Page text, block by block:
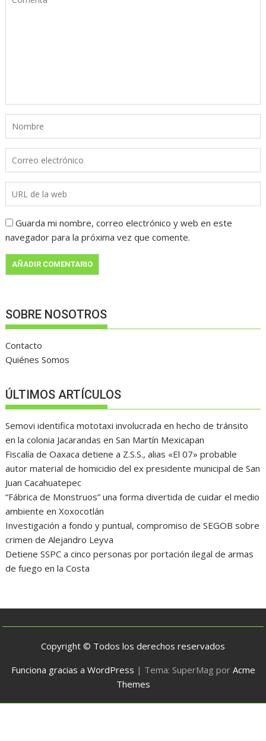
Guarda mi nombre, correo electrónico y web en este
navegador para la próxima vez que comente.
SOBRE NOSOTROS
Contacto
Quiénes Somos
ÚLTIMOS ARTÍCULOS
Semovi identifica mototaxi involucrada en hecho de tránsito
en la colonia Jacarandas en San Martín Mexicapan
Fiscalía de Oaxaca detiene a Z.S.S., alias «El 07» probable
autor material de homicidio del ex presidente municipal de San
Juan Cacahuatepec
“Fábrica de Monstruos” una forma divertida de cuidar el medio
ambiente en Xoxocotlán
Investigación a fondo y puntual, compromiso de SEGOB sobre
crimen de Alejandro Leyva
Detiene SSPC a cinco personas por portación ilegal de armas
de fuego en la Costa
Copyright © Todos los derechos reservados
Funciona gracias a WordPress | Tema: SuperMag por Acme
Themes